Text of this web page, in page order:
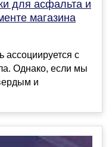
для асфальта и
магазина
ассоциируется с
Однако, если мы
и